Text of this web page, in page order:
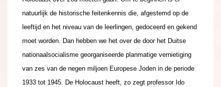
natuurlijk de historische feitenkennis die, afgestemd op de
leeftijd en het niveau van de leerlingen, gedoceerd en gekend
moet worden. Dan hebben we het over de door het Duitse
nationaalsocialisme georganiseerde planmatige vernietiging
van zes van de negen miljoen Europese Joden in de periode
1933 tot 1945. De Holocaust heeft, zo zegt professor Ido